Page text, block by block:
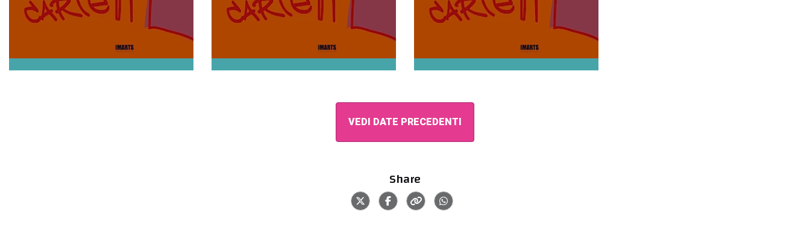
VEDI DATE PRECEDENTI
Share